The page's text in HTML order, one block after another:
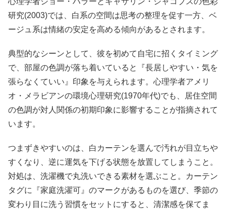
研究(2003)では、白系の空間は思考の整理を促す一方、ベ
ージュ系は情緒の安定を高める傾向があるとされます。
典型的なシーンとして、彼を初めて自宅に招くタイミング
で、部屋の色調が落ち着いていると『長居しやすい・気を
張らなくていい』印象を与えられます。心理学者アメリ
オ・メラビアンの環境心理研究(1970年代)でも、居住空間
の色調が対人関係の初期印象に影響することが指摘されて
います。
つまずきやすいのは、白カーテンを選んで汚れが目立ちや
すくなり、逆に運気を下げる状態を放置してしまうこと。
対処は、洗濯機で丸洗いできる素材を選ぶこと。カーテン
タグに『家庭洗濯可』のマークがあるものを選び、季節の
変わり目に洗う習慣をセットにすると、清潔感を保てま